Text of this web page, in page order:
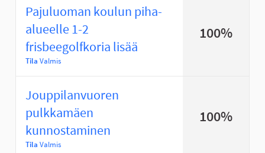
Pajuluoman koulun piha-
alueelle 1-2
frisbeegolfkoria lisää
Tila Valmis
100%
Jouppilanvuoren
pulkkamäen
kunnostaminen
Tila Valmis
100%